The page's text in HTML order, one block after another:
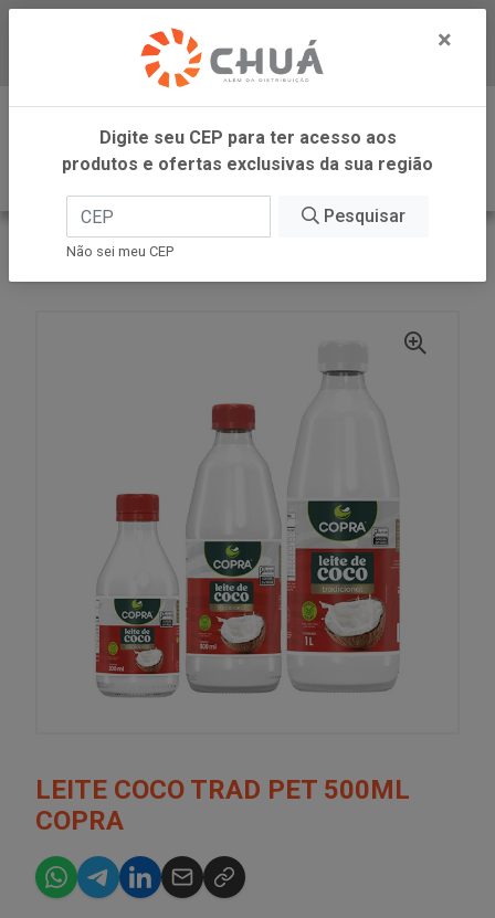
Baixe já nosso APP
0
INÍCIO
COPRA ALIMENTOS
LEITE COCO TRAD PET 500ML
COPRA
×
Digite seu CEP para ter acesso aos
produtos e ofertas exclusivas da sua região
Pesquisar
Não sei meu CEP